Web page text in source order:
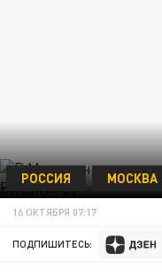
РОССИЯ МОСКВА
16 ОКТЯБРЯ 07:17
ПОДПИШИТЕСЬ: